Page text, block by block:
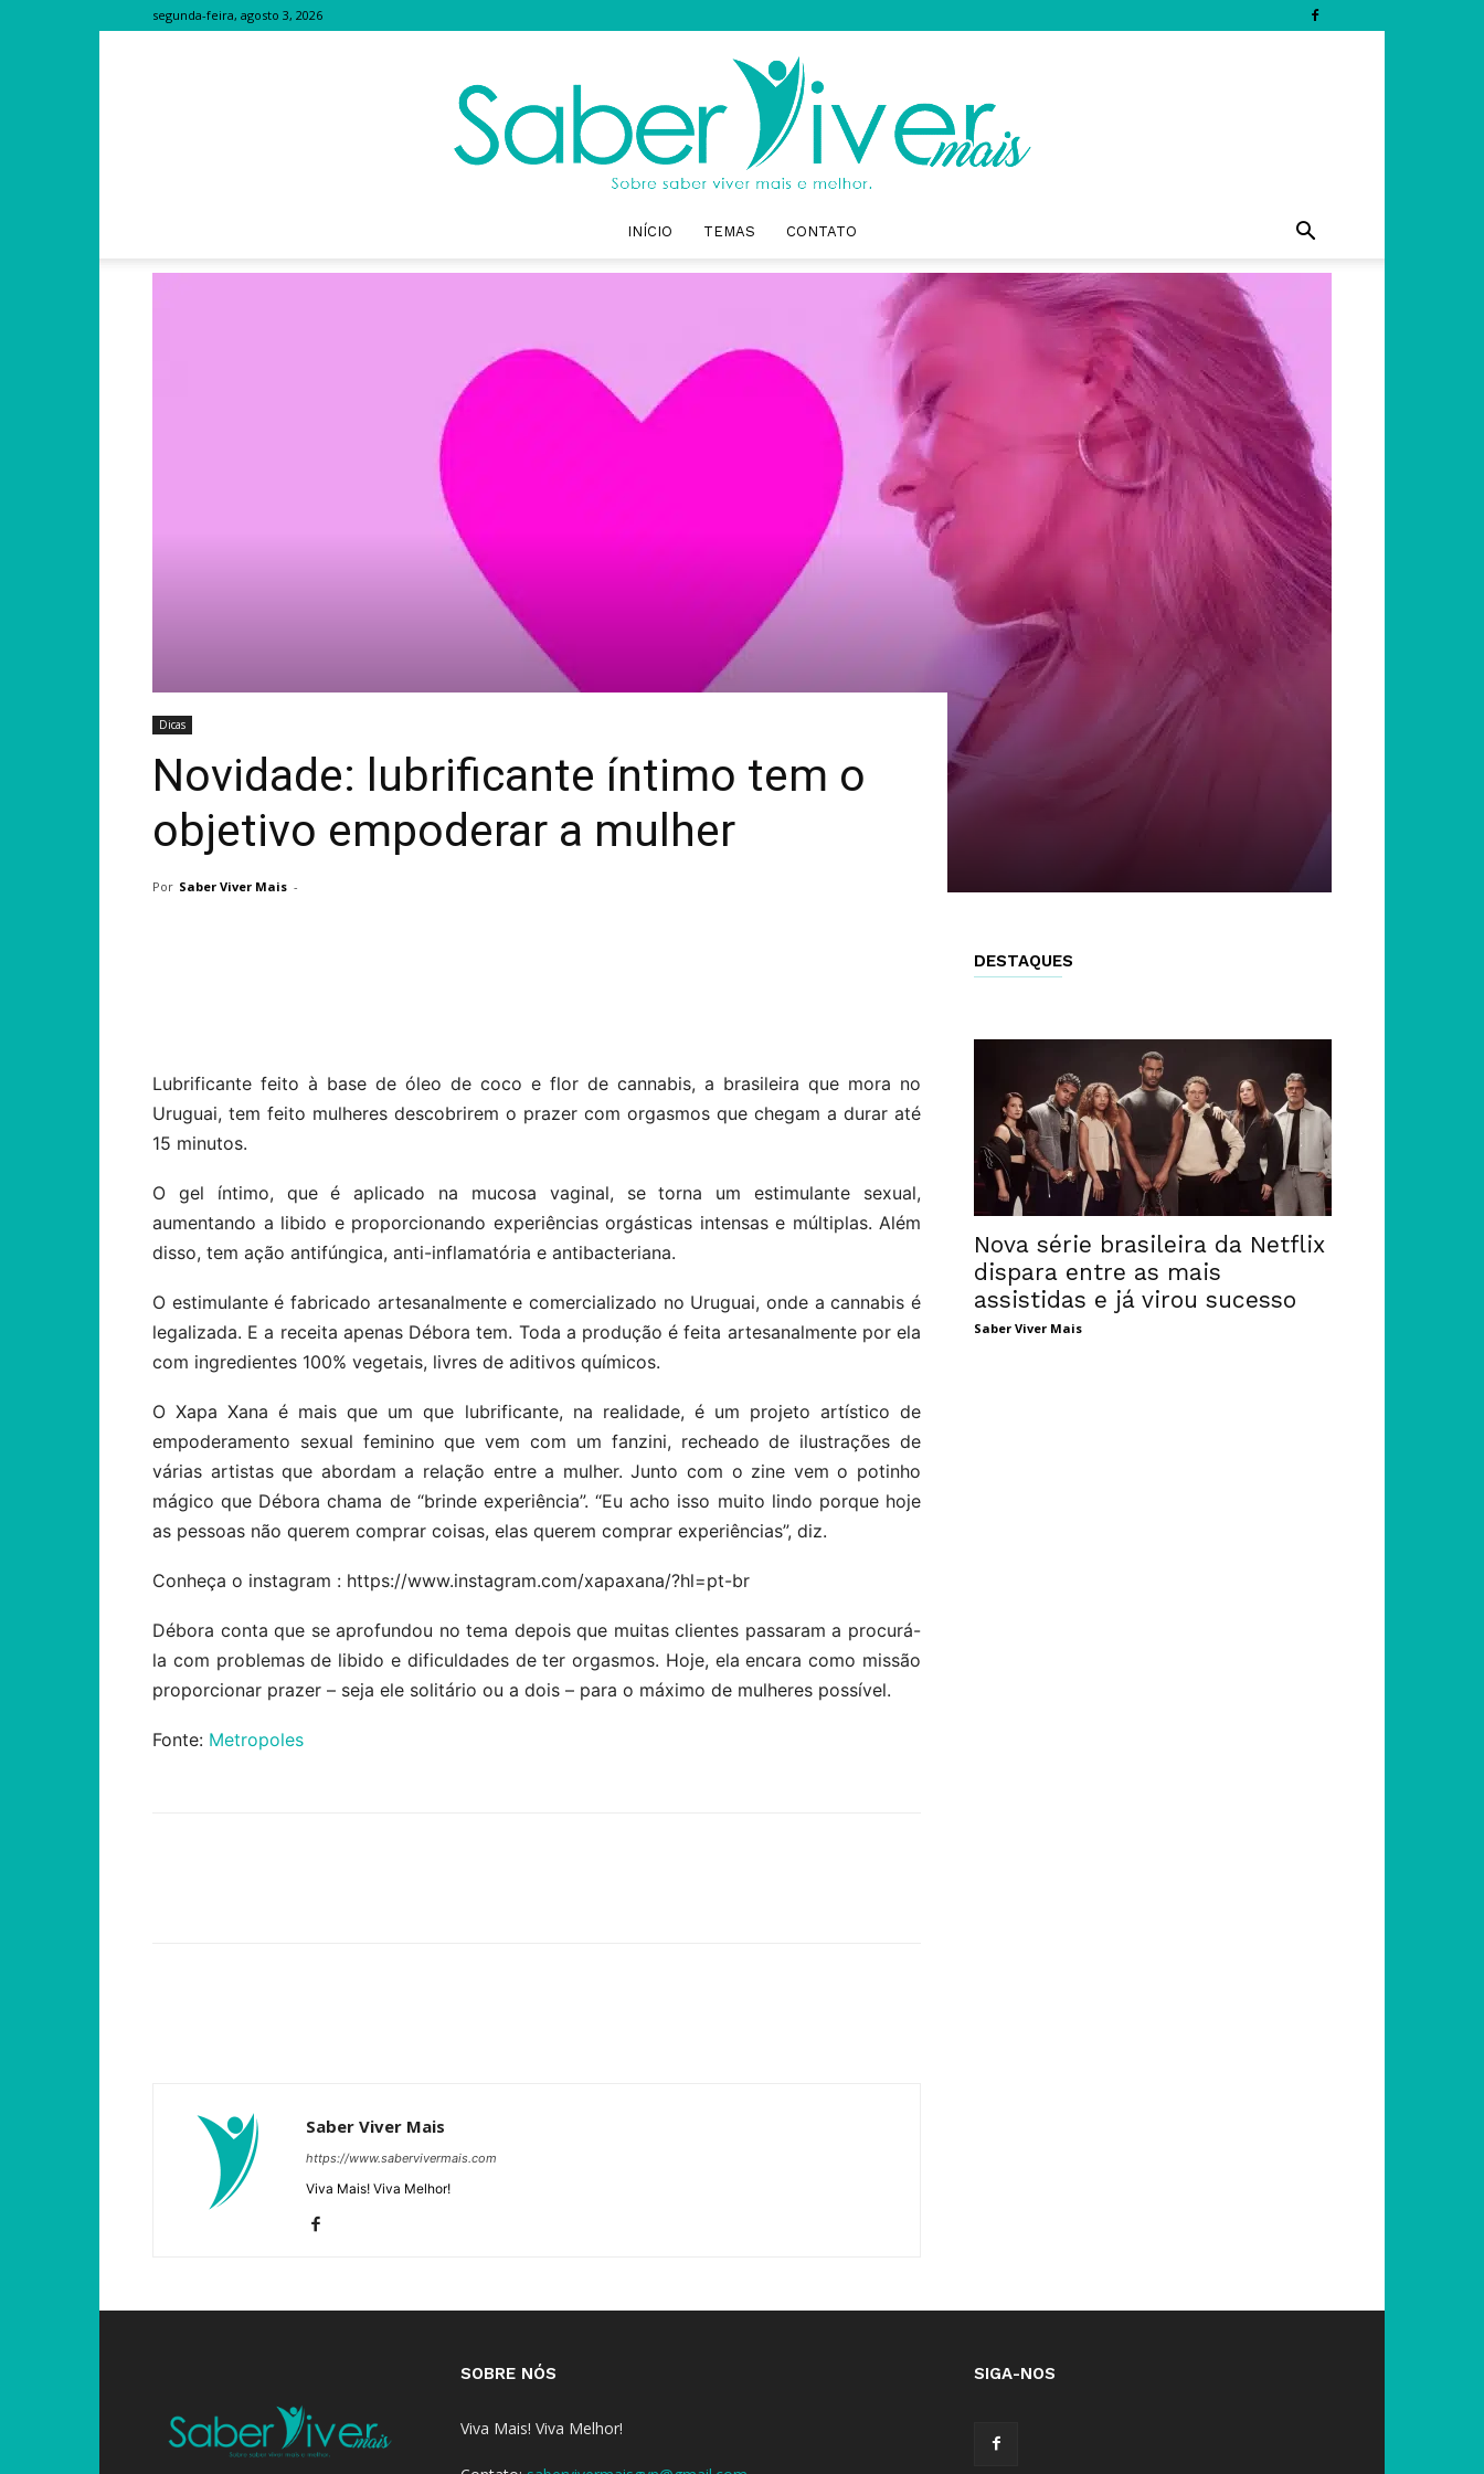
segunda-feira, agosto 3, 2026
Saber
INÍCIO TEMAS CONTATO
Dicas
Novidade: lubrificante íntimo tem o
objetivo empoderar a mulher
Por Saber Viver Mais -
Lubrificante feito à base de óleo de coco e flor de cannabis, a brasileira que mora no
Uruguai, tem feito mulheres descobrirem o prazer com orgasmos que chegam a durar até
15 minutos.
O gel íntimo, que é aplicado na mucosa vaginal, se torna um estimulante sexual,
aumentando a libido e proporcionando experiências orgásticas intensas e múltiplas. Além
disso, tem ação antifúngica, anti-inflamatória e antibacteriana.
O estimulante é fabricado artesanalmente e comercializado no Uruguai, onde a cannabis é
legalizada. E a receita apenas Débora tem. Toda a produção é feita artesanalmente por ela
com ingredientes 100% vegetais, livres de aditivos químicos.
O Xapa Xana é mais que um que lubrificante, na realidade, é um projeto artístico de
empoderamento sexual feminino que vem com um fanzini, recheado de ilustrações de
várias artistas que abordam a relação entre a mulher. Junto com o zine vem o potinho
mágico que Débora chama de “brinde experiência”. “Eu acho isso muito lindo porque hoje
as pessoas não querem comprar coisas, elas querem comprar experiências”, diz.
Conheça o instagram : https://www.instagram.com/xapaxana/?hl=pt-br
Débora conta que se aprofundou no tema depois que muitas clientes passaram a procurá-
la com problemas de libido e dificuldades de ter orgasmos. Hoje, ela encara como missão
proporcionar prazer – seja ele solitário ou a dois – para o máximo de mulheres possível.
Fonte: Metropoles
Saber Viver Mais
https://www.sabervivermais.com
Viva Mais! Viva Melhor!
DESTAQUES
Nova série brasileira da Netflix
dispara entre as mais
assistidas e já virou sucesso
Saber Viver Mais
SOBRE NÓS
Viva Mais! Viva Melhor!
SIGA-NOS